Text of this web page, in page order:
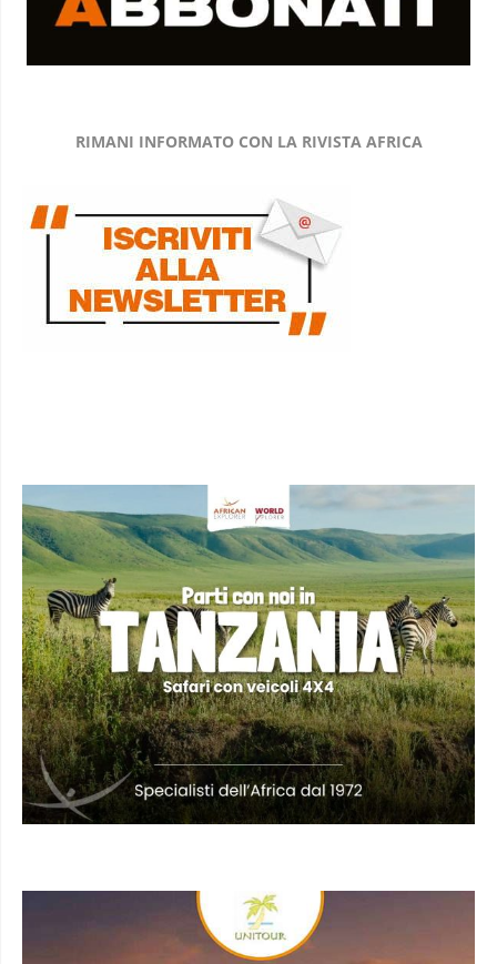
RIMANI INFORMATO CON LA RIVISTA AFRICA